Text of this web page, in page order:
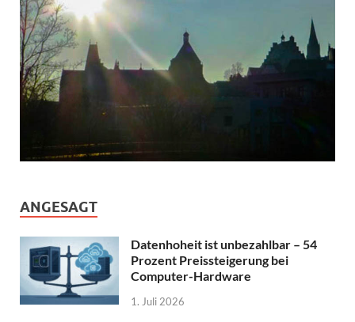
ANGESAGT
Datenhoheit ist unbezahlbar – 54
Prozent Preissteigerung bei
Computer-Hardware
1. Juli 2026